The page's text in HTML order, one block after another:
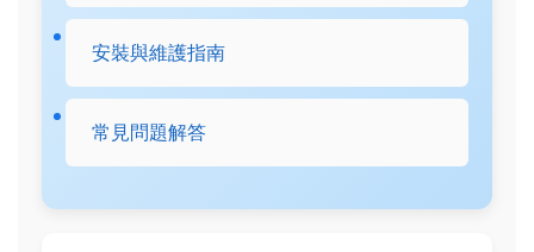
安裝與維護指南
常見問題解答